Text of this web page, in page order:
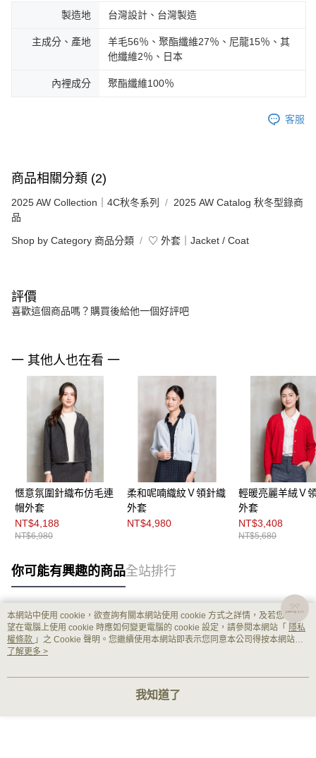
製造地 台灣設計、台灣製造
主成分、產地
羊毛56％、聚酯纖維27％、尼龍15％、其
他纖維2％、日本
內裡成分 聚酯纖維100％
客服
商品相關分類 (2)
2025 AW Collection｜4C秋冬系列
2025 AW Catalog 秋冬型錄商
品
Shop by Category 商品分類 ♡ 外套｜Jacket / Coat
評價
喜歡這個商品嗎？購買後給他一個好評吧
一 其他人也在看 一
愜意氛圍針織布仿毛連
帽外套
NT$4,188
NT$6,980
柔和呢喃織紋Ｖ領針織
外套
NT$4,980
輕暖亮麗羊絨Ｖ
外套
NT$3,408
NT$5,680
你可能有興趣的商品全站排行
熱門標籤
本網站中使用 cookie，欲查詢有關本網站使用 cookie 方式之詳情，及若您不希
望在電腦上使用 cookie 時應如何變更電腦的 cookie 設定，請參閱本網站「 隱私
權條款 」之 Cookie 聲明。您繼續使用本網站即表示您同意本公司得按本網站使
用條款之 Cookie 聲明使用 cookie。
了解更多 >
我知道了